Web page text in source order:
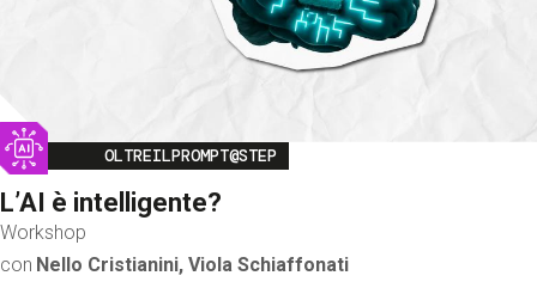
Image
OLTREILPROMPT@STEP
L’AI è intelligente?
Workshop
con Nello Cristianini, Viola Schiaffonati